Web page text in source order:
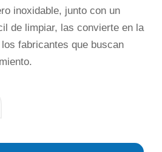
inoxidable, junto con un
de limpiar, las convierte en la
fabricantes que buscan